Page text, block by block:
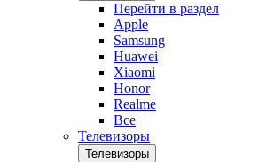
Перейти в раздел
Apple
Samsung
Huawei
Xiaomi
Honor
Realme
Все
Телевизоры
Телевизоры